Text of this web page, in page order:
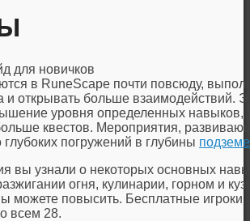
в RuneScape почти повсюду,
и открывать больше взаимодействий.
уровня определенных навыков,
квестов. Мероприятия,
погружений в глубины
вы узнали о некоторых основных
огня, кулинарии, горном и
можете повысить. Бесплатные
всем 28.